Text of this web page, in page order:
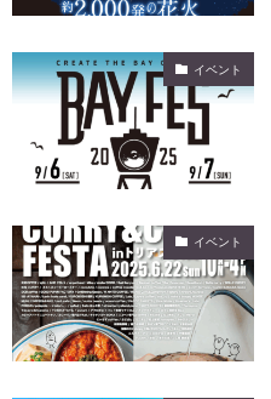
イベント
イベント